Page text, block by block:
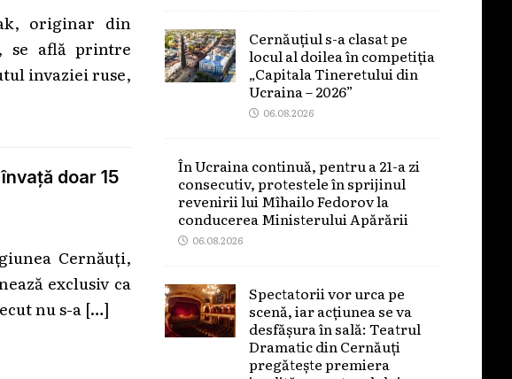
originar din
se află printre
invaziei ruse,
doar 15
Cernăuți,
exclusiv ca
nu s-a […]
Cernăuțiul s-a clasat pe
locul al doilea în competiția
„Capitala Tineretului din
Ucraina – 2026”
06.08.2026
În Ucraina continuă, pentru a 21-a zi
consecutiv, protestele în sprijinul
revenirii lui Mîhailo Fedorov la
conducerea Ministerului Apărării
06.08.2026
Spectatorii vor urca pe
scenă, iar acțiunea se va
desfășura în sală: Teatrul
Dramatic din Cernăuți
pregătește premiera